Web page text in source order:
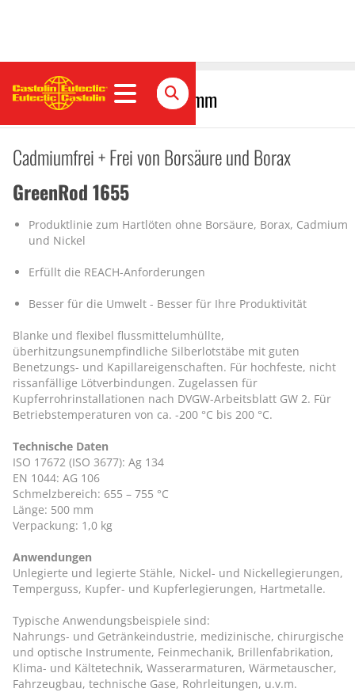
GreenRod 1655 XFC, Ø 1,5mm
Cadmiumfrei + Frei von Borsäure und Borax
GreenRod 1655
Produktlinie zum Hartlöten ohne Borsäure, Borax, Cadmium
und Nickel
Erfüllt die REACH-Anforderungen
Besser für die Umwelt - Besser für Ihre Produktivität
Blanke und flexibel flussmittelumhüllte,
überhitzungsunempfindliche Silberlotstäbe mit guten
Benetzungs- und Kapillareigenschaften. Für hochfeste, nicht
rissanfällige Lötverbindungen. Zugelassen für
Kupferrohrinstallationen nach DVGW-Arbeitsblatt GW 2. Für
Betriebstemperaturen von ca. -200 °C bis 200 °C.
Technische Daten
ISO 17672 (ISO 3677): Ag 134
EN 1044: AG 106
Schmelzbereich: 655 – 755 °C
Länge: 500 mm
Verpackung: 1,0 kg
Anwendungen
Unlegierte und legierte Stähle, Nickel- und Nickellegierungen,
Temperguss, Kupfer- und Kupferlegierungen, Hartmetalle.
Typische Anwendungsbeispiele sind:
Nahrungs- und Getränkeindustrie, medizinische, chirurgische
und optische Instrumente, Feinmechanik, Brillenfabrikation,
Klima- und Kältetechnik, Wasserarmaturen, Wärmetauscher,
Fahrzeugbau, technische Gase, Rohrleitungen, u.v.m.